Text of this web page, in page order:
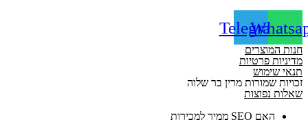
Telegram
חנות המוצרים
מדיניות פרטיות
תנאי שימוש
זכויות שמורות מרין בר שלוה
שאלות נפוצות
האם SEO ממיר למכירות